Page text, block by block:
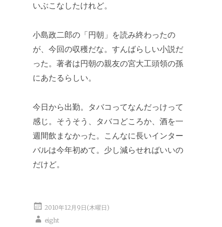
いぶこなしたけれど。
小島政二郎の「円朝」を読み終わったの
が、今回の収穫だな。すんばらしい小説だ
った。著者は円朝の親友の宮大工頭領の孫
にあたるらしい。
今日から出勤。タバコってなんだっけって
感じ。そうそう、タバコどころか、酒を一
週間飲まなかった。こんなに長いインター
バルは今年初めて。少し減らせればいいの
だけど。
2010年12月9日(木曜日)
eight